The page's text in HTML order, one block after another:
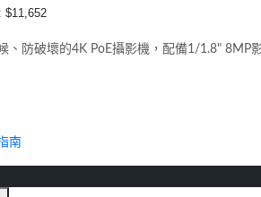
$11,652
、防破壞的4K PoE攝影機，配備1/1.8" 8MP
南